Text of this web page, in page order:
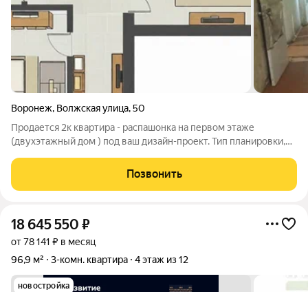
Воронеж, Волжская улица,50
Продается 2к квартира - распашонка на первом этаже
(двухэтажный дом ) под ваш дизайн-проект. Тип планировки,
коридора. Хорошее естественное освещение окна выходят на
две стороны, что обеспечивает
Позвонить
18 645 550 ₽
от 78 141 ₽ в месяц
96,9 м²
3-комн. квартира 4 этаж из 12
новостройка